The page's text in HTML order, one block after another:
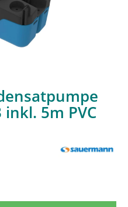
5m PVC